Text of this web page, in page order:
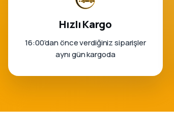
Hızlı Kargo
16:00’dan önce verdiğiniz siparişler
aynı gün kargoda